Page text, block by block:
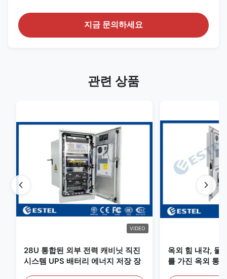
지금 문의하세요
관련 상품
VIDEO
28U 통합된 외부 전력 캐비닛 직진
시스템 UPS 배터리 에너지 저장 장
옥외 힘 내각, 물
를 가진 옥외 통